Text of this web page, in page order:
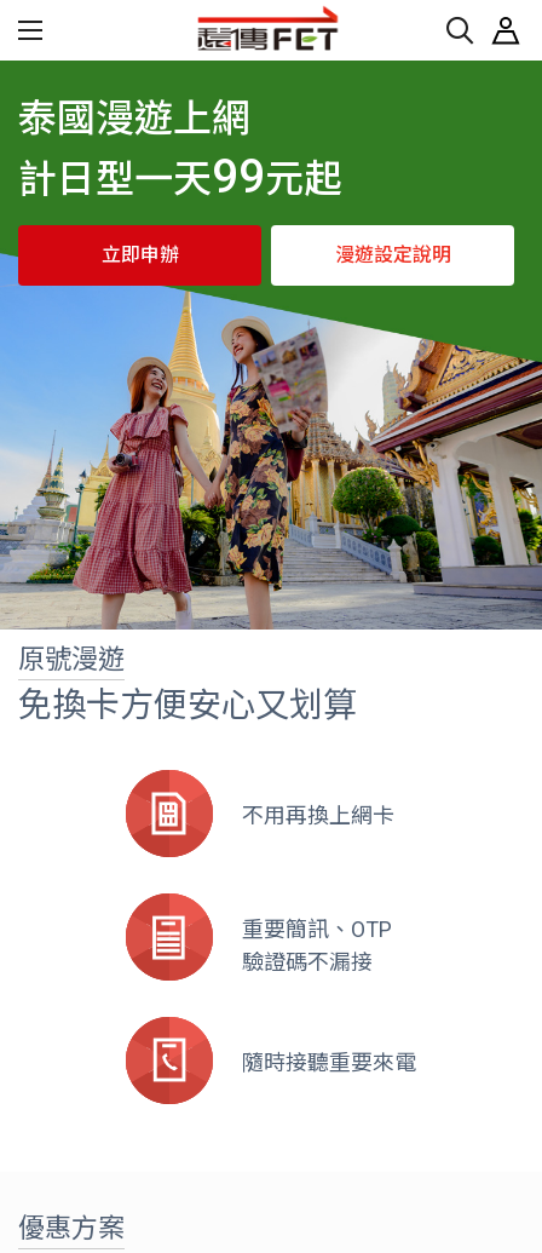
泰國漫遊上網
計日型一天99元起
立即申辦 漫遊設定說明
原號漫遊
免換卡方便安心又划算
不用再換上網卡
重要簡訊、OTP
驗證碼不漏接
隨時接聽重要來電
優惠方案